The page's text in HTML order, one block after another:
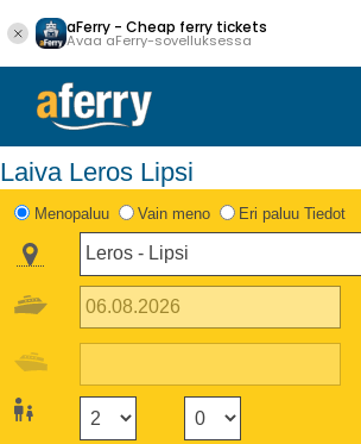
aFerry - Cheap ferry tickets
Avaa aFerry-sovelluksessa
Laiva Leros Lipsi
Menopaluu Vain meno Eri paluu Tiedot